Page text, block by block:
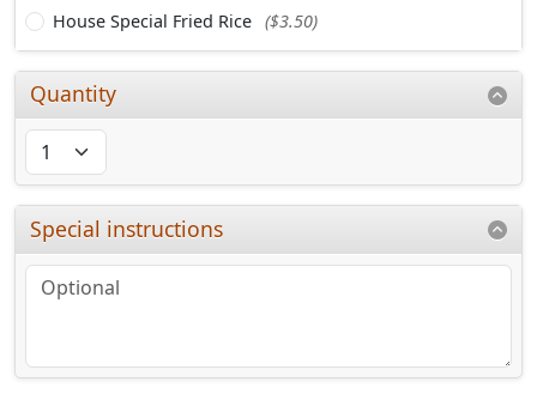
House Special Fried Rice ($3.50)
Quantity
Special instructions